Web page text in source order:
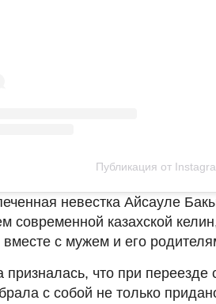
Публикация от
невестка Айсауле
современной казахской
вместе с мужем и его
призналась, что при переезде
с собой не только